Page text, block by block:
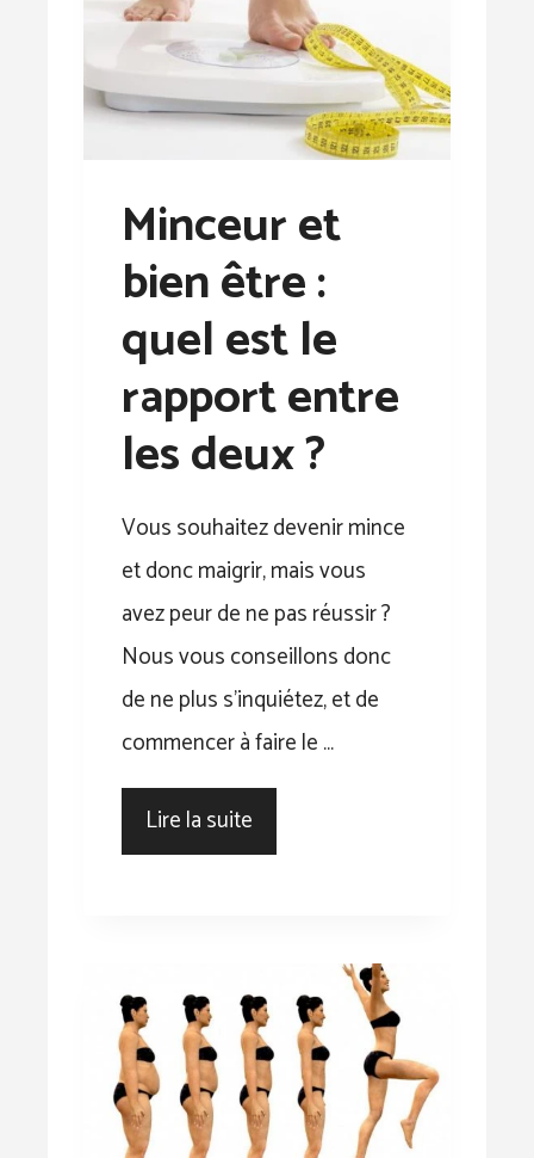
Minceur et
bien être :
quel est le
rapport entre
les deux ?
Vous souhaitez devenir mince
et donc maigrir, mais vous
avez peur de ne pas réussir ?
Nous vous conseillons donc
de ne plus s’inquiétez, et de
commencer à faire le …
Lire la suite